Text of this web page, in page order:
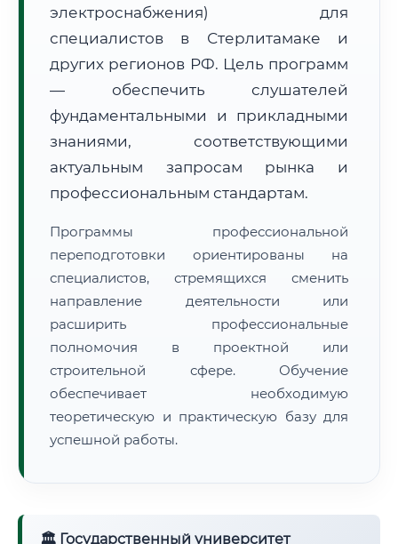
Расчет логистики оригиналов:
• Маршрут транзита:~1 745 км
• Экспресс-доставка СДЭК / Почтой:2–3 рабочих дня
📜 Документы и аккредитация
🔍Нажмите на документ для увеличения и просмотра
электроснабжения) для
специалистов в Стерлитамаке и
других регионов РФ. Цель программ
— обеспечить слушателей
фундаментальными и прикладными
знаниями, соответствующими
актуальным запросам рынка и
профессиональным стандартам.
Программы профессиональной
переподготовки ориентированы на
специалистов, стремящихся сменить
направление деятельности или
расширить профессиональные
полномочия в проектной или
строительной сфере. Обучение
обеспечивает необходимую
теоретическую и практическую базу для
успешной работы.
🏛 Государственный университет